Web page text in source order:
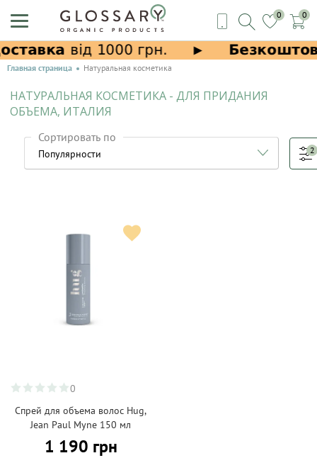
0 0
Главная страница Натуральная косметика
НАТУРАЛЬНАЯ КОСМЕТИКА - ДЛЯ ПРИДАНИЯ
ОБЪЕМА, ИТАЛИЯ
Сортировать по
2
0
Спрей для объема волос Hug,
Jean Paul Myne 150 мл
1 190 грн